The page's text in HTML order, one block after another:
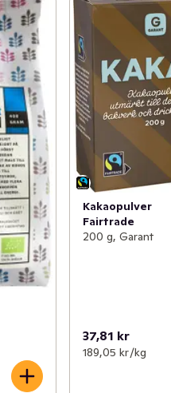
Kakaopulver
Fairtrade
200 g, Garant
37,81 kr
189,05 kr /kg